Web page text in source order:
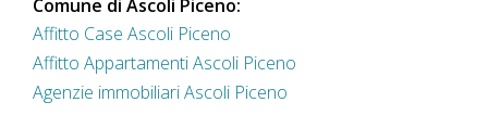
Comune di Ascoli Piceno:
Affitto Case Ascoli Piceno
Affitto Appartamenti Ascoli Piceno
Agenzie immobiliari Ascoli Piceno